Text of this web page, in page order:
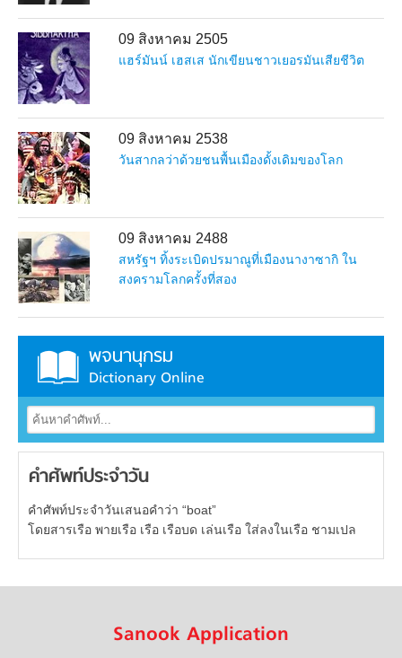
09 สิงหาคม 2505
แฮร์มันน์ เฮสเส นักเขียนชาวเยอรมันเสียชีวิต
09 สิงหาคม 2538
วันสากลว่าด้วยชนพื้นเมืองดั้งเดิมของโลก
09 สิงหาคม 2488
สหรัฐฯ ทิ้งระเบิดปรมาณูที่เมืองนางาซากิ ใน
สงครามโลกครั้งที่สอง
พจนานุกรม
Dictionary Online
คำศัพท์ประจำวัน
คำศัพท์ประจำวันเสนอคำว่า “boat”
โดยสารเรือ พายเรือ เรือ เรือบด เล่นเรือ ใส่ลงในเรือ ชามเปล
Sanook Application